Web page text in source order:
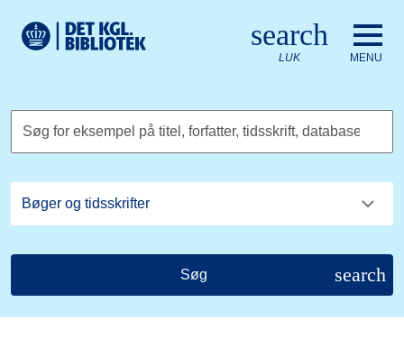
Det Kongelige Biblioteks logo. Gå til Det Kongelige
search
LUK MENU
Søg for eksempel på titel, forfatter, tidsskrift, database
Søg search